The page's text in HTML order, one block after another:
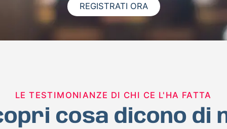
REGISTRATI ORA
LE TESTIMONIANZE DI CHI CE L'HA FATTA
cosa dicono di